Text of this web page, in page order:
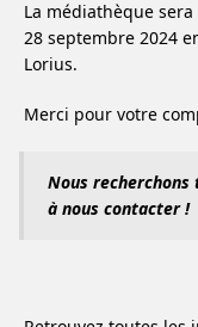
La médiathèque
28 septembre 2024
Lorius.
Merci pour votre
Nous recherchons
à nous contacter !